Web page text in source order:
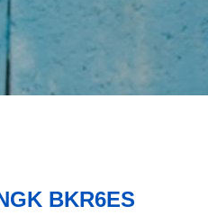
BKR6ES